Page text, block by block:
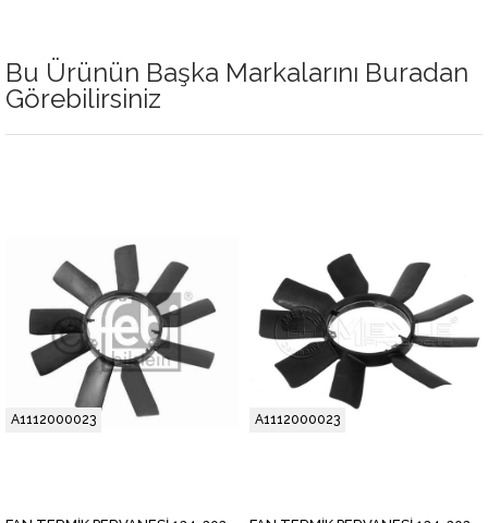
Bu Ürünün Başka Markalarını Buradan
Görebilirsiniz
A1112000023 A1112000023